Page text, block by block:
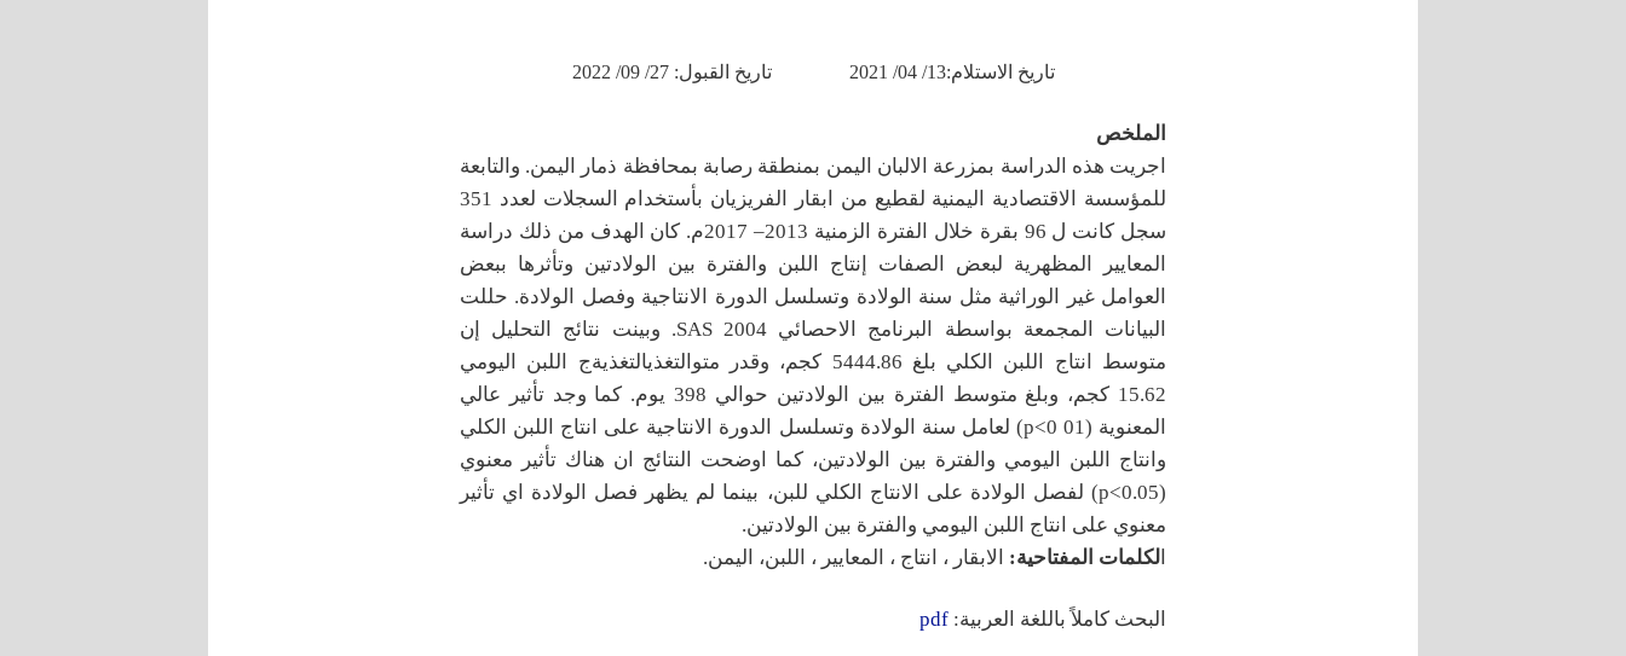
تاريخ الاستلام:13/ 04/ 2021 تاريخ القبول: 27/ 09/ 2022
الملخص
اجريت هذه الدراسة بمزرعة الالبان اليمن بمنطقة رصابة بمحافظة ذمار اليمن. والتابعة
للمؤسسة الاقتصادية اليمنية لقطيع من ابقار الفريزيان بأستخدام السجلات لعدد 351
سجل كانت ل 96 بقرة خلال الفترة الزمنية 2013– 2017م. كان الهدف من ذلك دراسة
المعايير المظهرية لبعض الصفات إنتاج اللبن والفترة بين الولادتين وتأثرها ببعض
العوامل غير الوراثية مثل سنة الولادة وتسلسل الدورة الانتاجية وفصل الولادة. حللت
البيانات المجمعة بواسطة البرنامج الاحصائي SAS 2004. وبينت نتائج التحليل إن
متوسط انتاج اللبن الكلي بلغ 5444.86 كجم، وقدر متوالتغذيالتغذيةج اللبن اليومي
15.62 كجم، وبلغ متوسط الفترة بين الولادتين حوالي 398 يوم. كما وجد تأثير عالي
المعنوية (01 p<0) لعامل سنة الولادة وتسلسل الدورة الانتاجية على انتاج اللبن الكلي
وانتاج اللبن اليومي والفترة بين الولادتين، كما اوضحت النتائج ان هناك تأثير معنوي
(p<0.05) لفصل الولادة على الانتاج الكلي للبن، بينما لم يظهر فصل الولادة اي تأثير
معنوي على انتاج اللبن اليومي والفترة بين الولادتين.
لكلمات المفتاحية: الابقار ، انتاج ، المعايير ، اللبن، اليمن.
البحث كاملاً باللغة العربية: pdf